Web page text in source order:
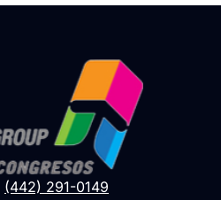
(442) 291-0149